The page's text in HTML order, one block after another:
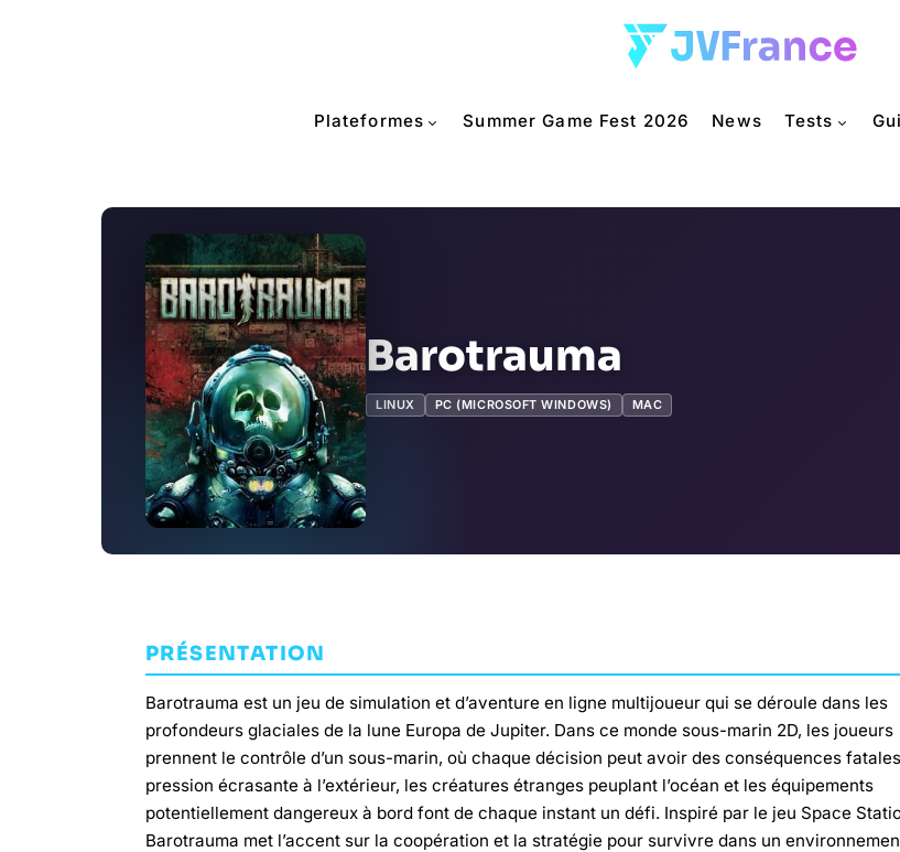
Plateformes Summer Game Fest 2026 News Tests
Barotrauma
LINUX PC (MICROSOFT WINDOWS) MAC
PRÉSENTATION
Barotrauma est un jeu de simulation et d’aventure en ligne multijoueur qui se déroule dans les
profondeurs glaciales de la lune Europa de Jupiter. Dans ce monde sous-marin 2D, les joueurs
prennent le contrôle d’un sous-marin, où chaque décision peut avoir des conséquences
pression écrasante à l’extérieur, les créatures étranges peuplant l’océan et les équipements
potentiellement dangereux à bord font de chaque instant un défi. Inspiré par le jeu Space
Barotrauma met l’accent sur la coopération et la stratégie pour survivre dans un